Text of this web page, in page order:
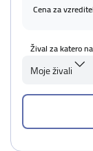
Cena za
Žival za katero
Moje živali